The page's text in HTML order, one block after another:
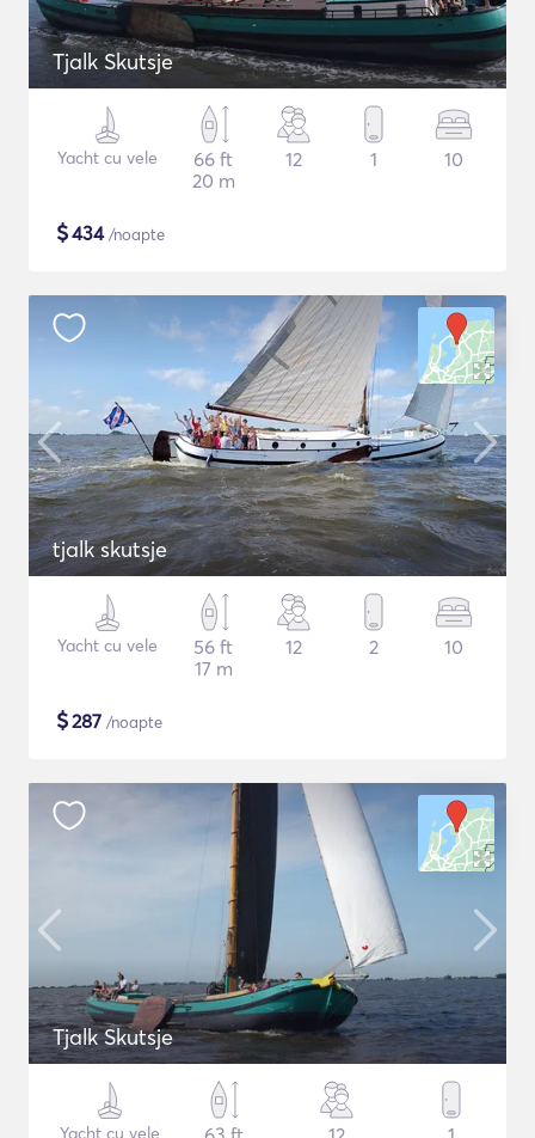
Tjalk Skutsje
Yacht cu vele
66 ft
20 m
12 1 10
$434/noapte
tjalk skutsje
Yacht cu vele
56 ft
17 m
12 2 10
$287 /noapte
Tjalk Skutsje
Yacht cu vele